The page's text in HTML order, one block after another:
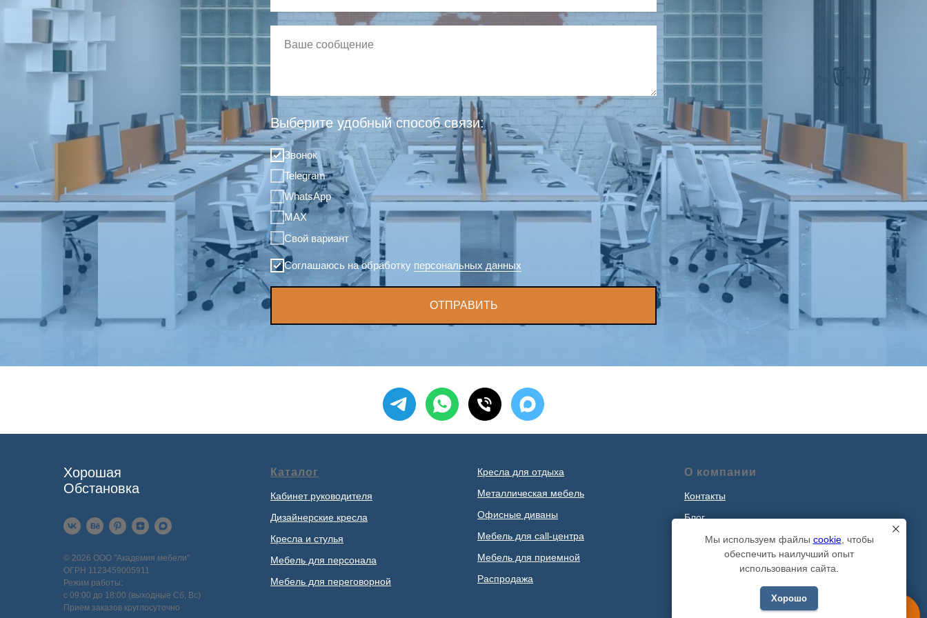
Выберите удобный способ связи:
Звонок
Telegram
WhatsApp
MAX
Свой вариант
Соглашаюсь на обработку персональных данных
ОТПРАВИТЬ
Мы используем файлы cookie, чтобы
обеспечить наилучший опыт
использования сайта.
Хорошо
Хорошая
Обстановка
© 2026 ООО "Академия мебели"
ОГРН 1123459005911
Режим работы:
с 09:00 до 18:00 (выходные Сб, Вс)
Прием заказов круглосуточно
Каталог
Кабинет руководителя
Дизайнерские кресла
Кресла и стулья
Мебель для персонала
Мебель для переговорной
Кресла для отдыха
Металлическая мебель
Офисные диваны
Мебель для call-центра
Мебель для приемной
Распродажа
О компании
Контакты
Блог
Наши проекты
Политика обработки персональных